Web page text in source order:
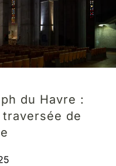
du Havre :
de